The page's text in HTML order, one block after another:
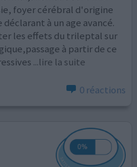
foyer cérébral d'origine
à un age avancé.
les effets du trileptal sur
à partir de ce
...lire la suite
0 réactions